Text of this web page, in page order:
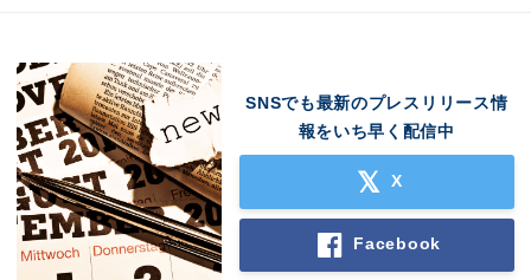
SNSでも最新のプレスリリース情
報をいち早く配信中
X
Facebook